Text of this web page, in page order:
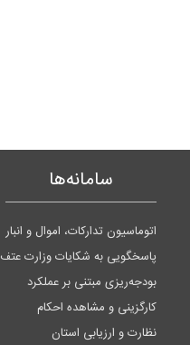
سامانه‌ها
اتوماسیون تدارکات، اموال و انبار
پاسخگویی به شکایات وزارت عتف
بودجه‌ریزی مبتنی بر عملکرد
کارگزینی و مشاهده احکام
نظارت و ارزیابی استان